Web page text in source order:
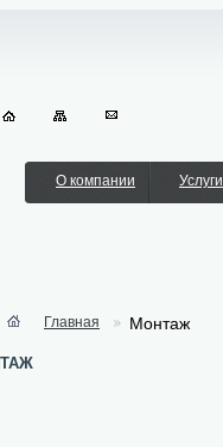
О компании
Услуги
Главная Монтаж